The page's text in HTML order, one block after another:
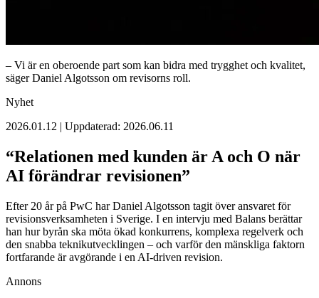
– Vi är en oberoende part som kan bidra med trygghet och kvalitet,
säger Daniel Algotsson om revisorns roll.
Nyhet
2026.01.12 | Uppdaterad: 2026.06.11
“Relationen med kunden är A och O när
AI förändrar revisionen”
Efter 20 år på PwC har Daniel Algotsson tagit över ansvaret för
revisionsverksamheten i Sverige. I en intervju med Balans berättar
han hur byrån ska möta ökad konkurrens, komplexa regelverk och
den snabba teknikutvecklingen – och varför den mänskliga faktorn
fortfarande är avgörande i en AI-driven revision.
Annons